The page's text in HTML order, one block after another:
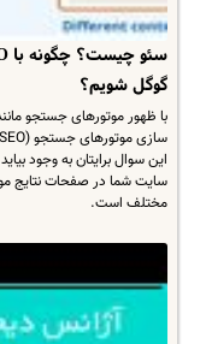
گوگل شویم؟
با ظهور موتورهای جستجو
این سوال برایتان به وجود
مختلف است.